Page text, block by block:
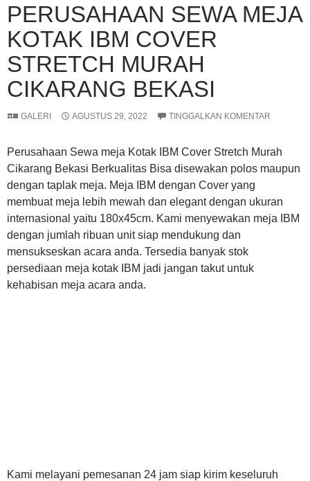
PERUSAHAAN SEWA MEJA
KOTAK IBM COVER
STRETCH MURAH
CIKARANG BEKASI
GALERI AGUSTUS 29, 2022 TINGGALKAN KOMENTAR
Perusahaan Sewa meja Kotak IBM Cover Stretch Murah
Cikarang Bekasi Berkualitas Bisa disewakan polos maupun
dengan taplak meja. Meja IBM dengan Cover yang
membuat meja lebih mewah dan elegant dengan ukuran
internasional yaitu 180x45cm. Kami menyewakan meja IBM
dengan jumlah ribuan unit siap mendukung dan
mensukseskan acara anda. Tersedia banyak stok
persediaan meja kotak IBM jadi jangan takut untuk
kehabisan meja acara anda.
Kami melayani pemesanan 24 jam siap kirim keseluruh